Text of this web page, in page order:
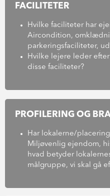
FACILITETER
Hvilke faciliteter har
Aircondition,
parkeringsfaciliteter,
Hvilke lejere leder
disse faciliteter?
PROFILERING OG
Har lokalerne/
Miljøvenlig ejendom,
hvad betyder
målgruppe, vi skal gå